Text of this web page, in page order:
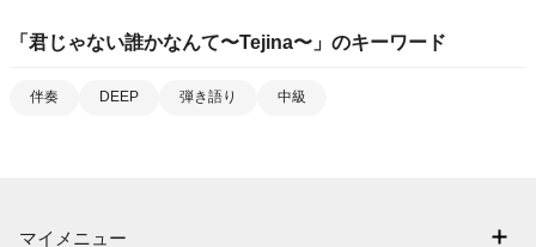
「 君じゃない誰かなんて〜Tejina〜 」のキーワード
伴奏 DEEP 弾き語り 中級
マイメニュー